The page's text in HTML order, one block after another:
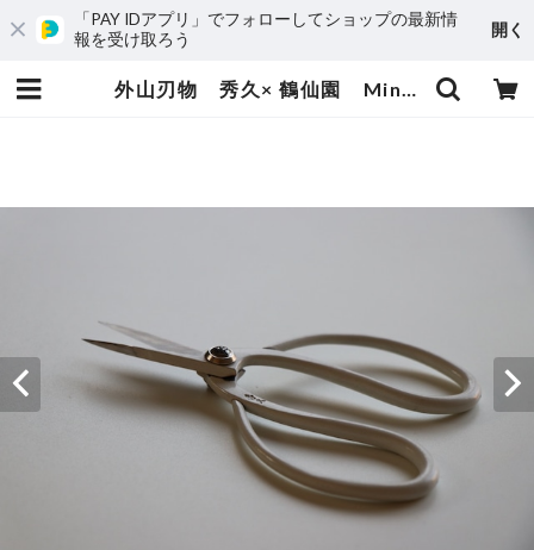
「PAY IDアプリ」でフォローしてショップの最新情
報を受け取ろう
開く
外山刃物 秀久× 鶴仙園 Mini 大久保鋏 ホワイト(1丁) | 鶴仙園